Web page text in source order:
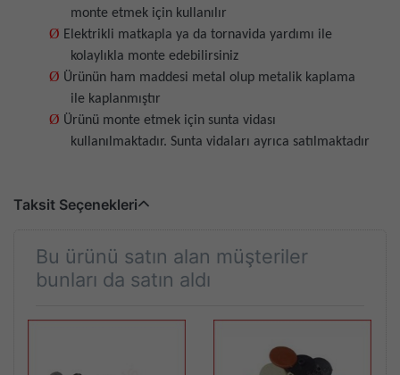
monte etmek için kullanılır
Ø Elektrikli matkapla ya da tornavida yardımı ile
kolaylıkla monte edebilirsiniz
Ø Ürünün ham maddesi metal olup metalik kaplama
ile kaplanmıştır
Ø Ürünü monte etmek için sunta vidası
kullanılmaktadır. Sunta vidaları ayrıca satılmaktadır
Taksit Seçenekleri
Bu ürünü satın alan müşteriler
bunları da satın aldı